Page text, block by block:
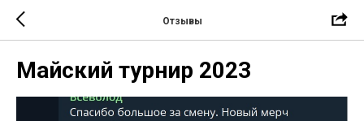
Отзывы
Майский турнир 2023